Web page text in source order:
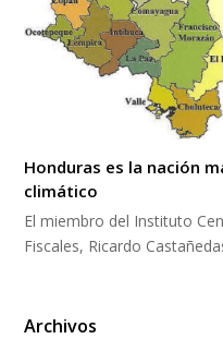
Honduras es la nación
climático
El miembro del Instituto
Fiscales, Ricardo
Archivos